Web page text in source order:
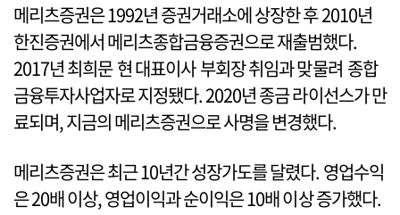
메리츠증권은 1992년 증권거래소에 상장한 후 2010년
한진증권에서 메리츠종합금융증권으로 재출범했다.
2017년 최희문 현 대표이사 부회장 취임과 맞물려 종합
금융투자사업자로 지정됐다. 2020년 종금 라이선스가 만
료되며, 지금의 메리츠증권으로 사명을 변경했다.
메리츠증권은 최근 10년간 성장가도를 달렸다. 영업수익
은 20배 이상, 영업이익과 순이익은 10배 이상 증가했다.